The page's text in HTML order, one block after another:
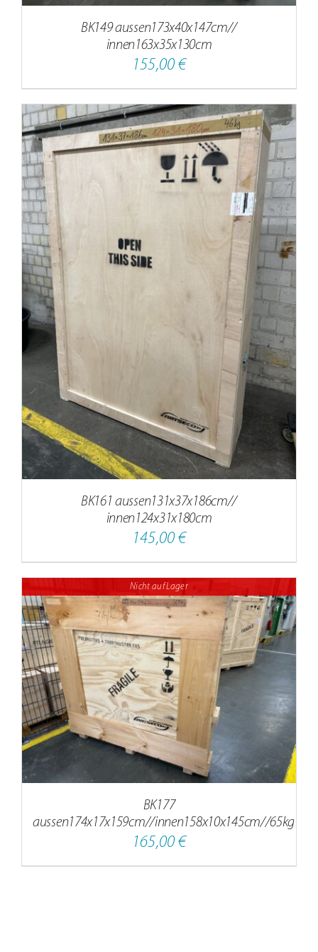
BK149 aussen173x40x147cm//
innen163x35x130cm
155,00€
BK161 aussen131x37x186cm//
innen124x31x180cm
145,00€
Nicht auf Lager
BK177
aussen174x17x159cm//innen158x10x145cm//65kg
165,00€